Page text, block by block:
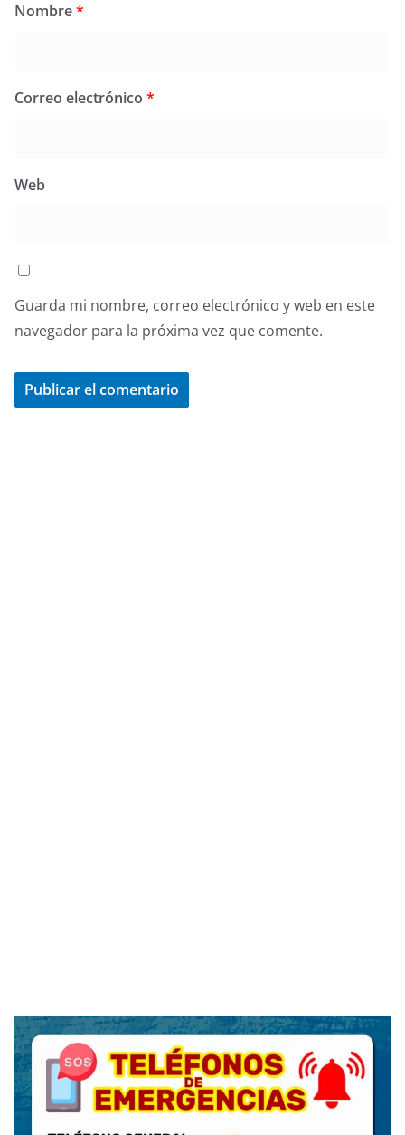
Nombre*
Correo electrónico *
Web
Guarda mi nombre, correo electrónico y web en este
navegador para la próxima vez que comente.